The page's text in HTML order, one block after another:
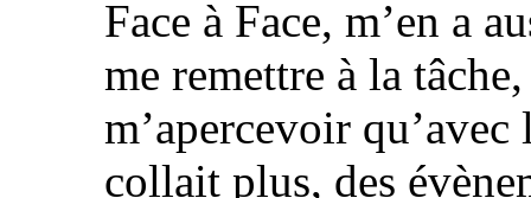
Face à Face, m’en a
me remettre à la
m’apercevoir
collait plus, des